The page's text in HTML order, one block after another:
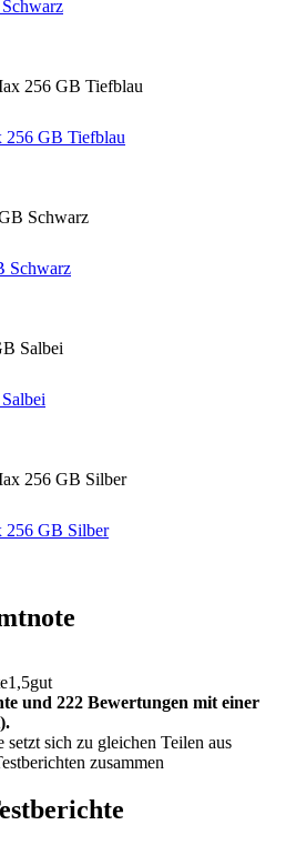
256 GB Tiefblau
Schwarz
256 GB Silber
1,5gut
und 222 Bewertungen mit einer
sich zu gleichen Teilen aus
zusammen